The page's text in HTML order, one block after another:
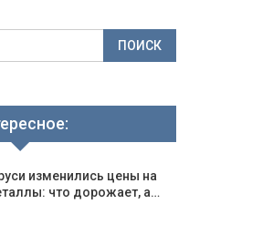
изменились цены на
что дорожает, а…